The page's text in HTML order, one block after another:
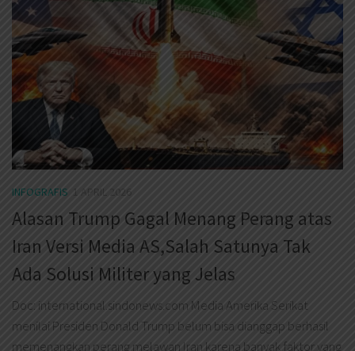
INFOGRAFIS 1 APRIL 2026
Alasan Trump Gagal Menang Perang atas
Iran Versi Media AS,Salah Satunya Tak
Ada Solusi Militer yang Jelas
Doc: international.sindonews.com Media Amerika Serikat
menilai Presiden Donald Trump belum bisa dianggap berhasil
memenangkan perang melawan Iran karena banyak faktor yang